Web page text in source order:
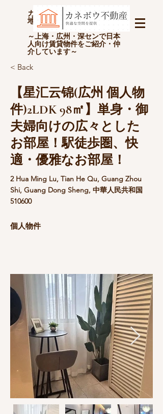
カネボウ不動産(上海金坊房
地产经纪有限公司)
～上海・広州・深センで日本
人向け賃貸物件をご紹介・仲
介しています～
< Back
【星汇云锦(広州 個人物
件)2LDK 98㎡】単身・御
夫婦向けの広々とした
お部屋！駅徒歩圏、快
適・優雅なお部屋！
2 Hua Ming Lu, Tian He Qu, Guang Zhou
Shi, Guang Dong Sheng, 中華人民共和国
510600
個人物件